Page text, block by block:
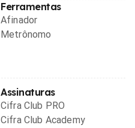
Ferramentas
Afinador
Metrônomo
Assinaturas
Cifra Club PRO
Cifra Club Academy